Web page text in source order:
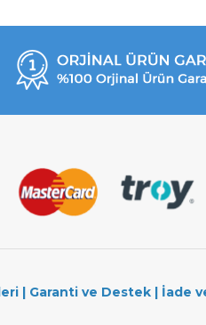
| Garanti ve Destek | İade